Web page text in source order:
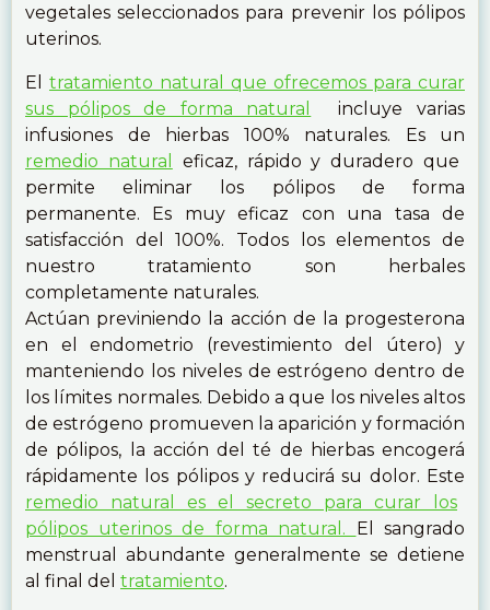
vegetales seleccionados para prevenir los pólipos
uterinos.
El tratamiento natural que ofrecemos para curar
sus pólipos de forma natural
incluye varias
infusiones de hierbas 100% naturales. Es un
remedio natural
eficaz, rápido y duradero que
permite eliminar los pólipos de forma
permanente. Es muy eficaz con una tasa de
satisfacción del 100%. Todos los elementos de
nuestro tratamiento son herbales
completamente naturales.
Actúan previniendo la acción de la progesterona
en el endometrio (revestimiento del útero) y
manteniendo los niveles de estrógeno dentro de
los límites normales. Debido a que los niveles altos
de estrógeno promueven la aparición y formación
de pólipos, la acción del té de hierbas encogerá
rápidamente los pólipos y reducirá su dolor. Este
remedio natural es el secreto para curar los
pólipos uterinos de forma natural. El sangrado
menstrual abundante generalmente se detiene
al final del tratamiento.